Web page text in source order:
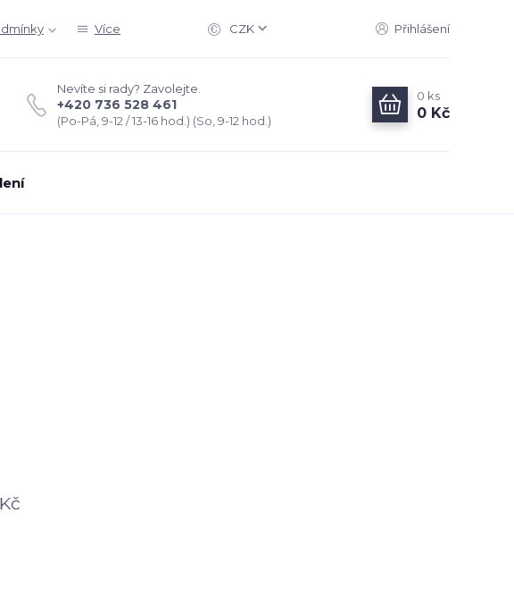
Více CZK Přihlášení
Nevíte si rady? Zavolejte.
+420 736 528 461
(Po-Pá, 9-12 / 13-16 hod.) (So, 9-12 hod.)
0 ks
0 Kč